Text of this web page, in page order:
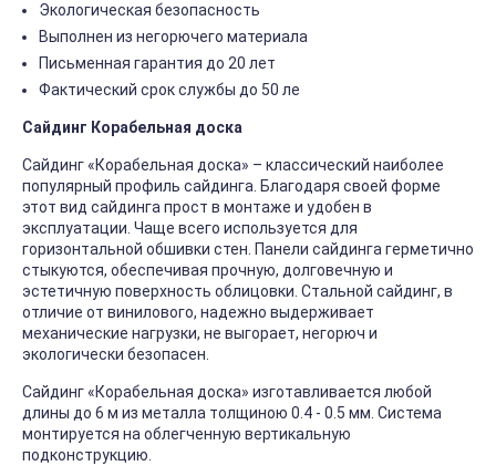
Экологическая безопасность
Выполнен из негорючего материала
Письменная гарантия до 20 лет
Фактический срок службы до 50 ле
Сайдинг Корабельная доска
Сайдинг «Корабельная доска» – классический наиболее
популярный профиль сайдинга. Благодаря своей форме
этот вид сайдинга прост в монтаже и удобен в
эксплуатации. Чаще всего используется для
горизонтальной обшивки стен. Панели сайдинга герметично
стыкуются, обеспечивая прочную, долговечную и
эстетичную поверхность облицовки. Стальной сайдинг, в
отличие от винилового, надежно выдерживает
механические нагрузки, не выгорает, негорюч и
экологически безопасен.
Сайдинг «Корабельная доска» изготавливается любой
длины до 6 м из металла толщиною 0.4 - 0.5 мм. Система
монтируется на облегченную вертикальную
подконструкцию.